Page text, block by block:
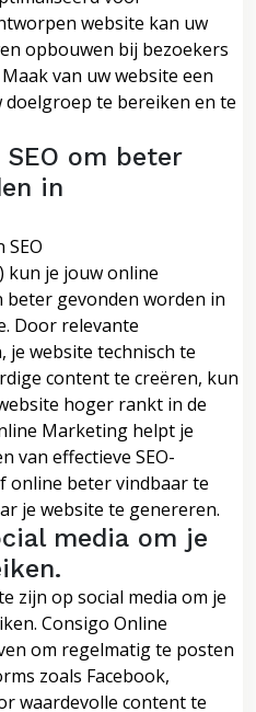
website kan uw
opbouwen bij bezoekers
van uw website een
te bereiken en te
om beter
in
kun je jouw online
gevonden worden in
Door relevante
website technisch te
content te creëren, kun
hoger rankt in de
Marketing helpt je
van effectieve SEO-
online beter vindbaar te
je website te genereren.
media om je
zijn op social media om je
Consigo Online
om regelmatig te posten
zoals Facebook,
waardevolle content te